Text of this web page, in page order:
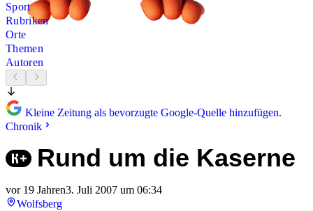
Sport
Rubriken
Orte
Themen
Autoren
Kleine Zeitung als bevorzugte Google-Quelle hinzufügen.
Chronik
Rund um die Kaserne
vor 19 Jahren3. Juli 2007 um 06:34
Wolfsberg